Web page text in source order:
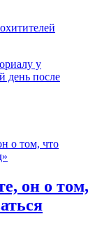
он о том,